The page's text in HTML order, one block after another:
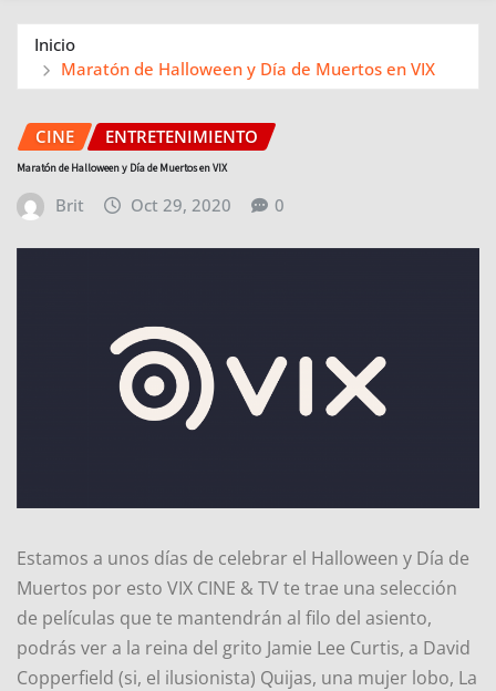
Inicio
Maratón de Halloween y Día de Muertos en VIX
CINE ENTRETENIMIENTO
Maratón de Halloween y Día de Muertos en VIX
Brit Oct 29, 2020 0
Estamos a unos días de celebrar el Halloween y Día de
Muertos por esto VIX CINE & TV te trae una selección
de películas que te mantendrán al filo del asiento,
podrás ver a la reina del grito Jamie Lee Curtis, a David
Copperfield (si, el ilusionista) Quijas, una mujer lobo, La